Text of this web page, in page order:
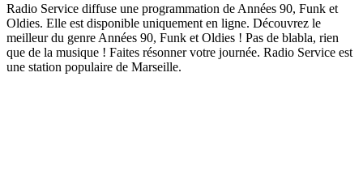
Radio Service diffuse une programmation de Années 90, Funk et
Oldies. Elle est disponible uniquement en ligne. Découvrez le
meilleur du genre Années 90, Funk et Oldies ! Pas de blabla, rien
que de la musique ! Faites résonner votre journée. Radio Service est
une station populaire de Marseille.